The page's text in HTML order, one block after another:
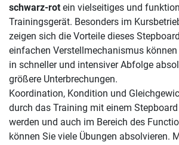
schwarz-rot ein vielseitiges und
Trainingsgerät. Besonders im
zeigen sich die Vorteile dieses
einfachen Verstellmechanismus
in schneller und intensiver Abfolge
größere Unterbrechungen.
Koordination, Kondition und
durch das Training mit einem
werden und auch im Bereich des
können Sie viele Übungen absolvieren.